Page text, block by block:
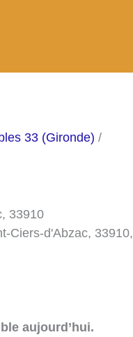
33 (Gironde) /
33910
Ciers-d'Abzac, 33910,
aujourd’hui.